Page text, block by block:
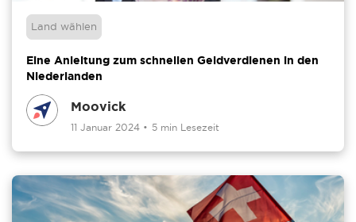
Land wählen
Eine Anleitung zum schnellen Geldverdienen in den
Niederlanden
Moovick
11 Januar 2024 • 5 min Lesezeit